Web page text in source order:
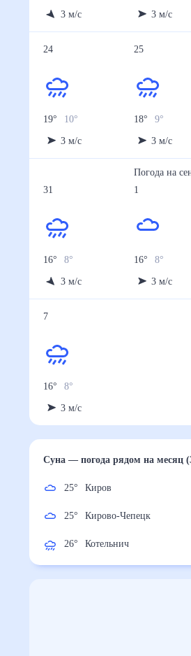
3 м/с
3 м/с
24
19° 10°
3 м/с
25
18° 9°
3 м/с
31
16° 8°
3 м/с
Погода на
1
16° 8°
3 м/с
7
16° 8°
3 м/с
Суна — погода рядомна
25° Киров
25° Кирово-Чепецк
26° Котельнич